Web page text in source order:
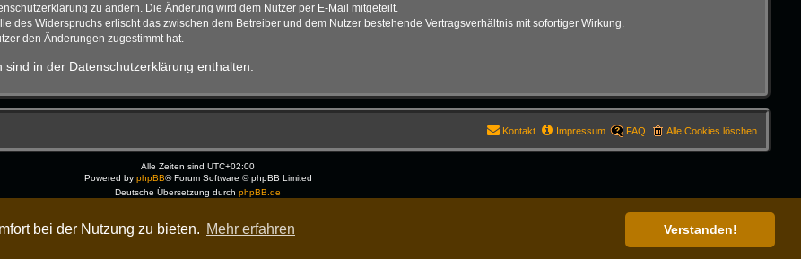
bei der Nutzung zu bieten. Mehr erfahren Verstanden!
zu ändern. Die Änderung wird dem Nutzer per E-Mail mitgeteilt.
des Widerspruchs erlischt das zwischen dem Betreiber und dem Nutzer bestehende Vertragsverhältnis mit sofortiger Wirkung.
den Änderungen zugestimmt hat.
in der Datenschutzerklärung enthalten.
Alle Cookies löschen
FAQ
Impressum
Kontakt
Alle Zeiten sindUTC+02:00
Powered by phpBB® Forum Software © phpBB Limited
Deutsche Übersetzung durchphpBB.de